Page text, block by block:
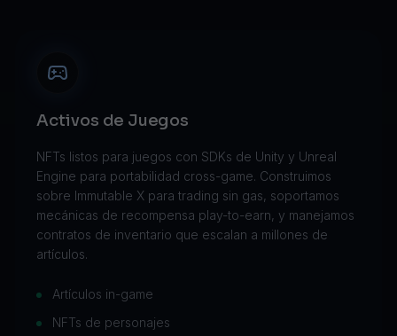
Activos de Juegos
NFTs listos para juegos con SDKs de Unity y Unreal
Engine para portabilidad cross-game. Construimos
sobre Immutable X para trading sin gas, soportamos
mecánicas de recompensa play-to-earn, y manejamos
contratos de inventario que escalan a millones de
artículos.
Artículos in-game
NFTs de personajes